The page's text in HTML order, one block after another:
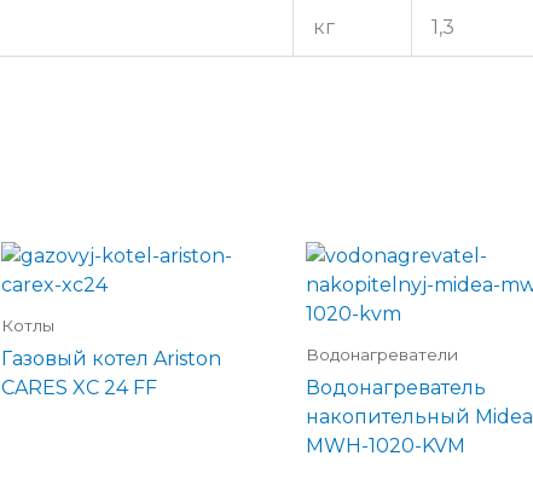
кг 1,3
Котлы
Газовый котел Ariston
CARES XC 24 FF
Водонагреватели
Водонагреватель
накопительный Midea
MWH-1020-KVM